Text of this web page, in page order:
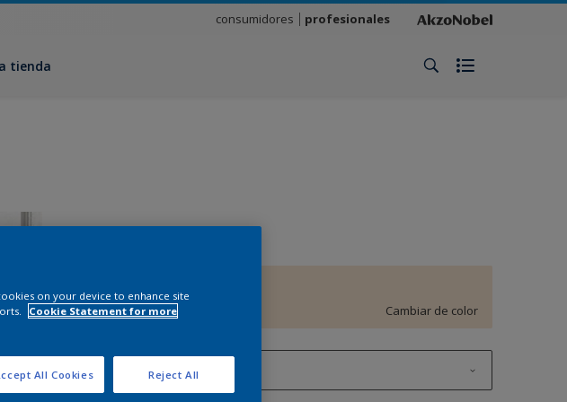
consumidores profesionales
tienda
Syrup Hint
Cambiar de color
900 ML
on your device to enhance site
Cookie Statement for more
Reject All
All Cookies